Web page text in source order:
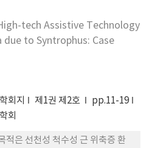
실시하여 결과를 분석하였다. 결
후 작업 수행 능력, 삶의 질 모두 증
타났으며 자아인식과 자아수용검사
적인 변화가 나타났다. 결론 :
공학 적용은 시각장애 근로자의 작
질, 자아 개념 증진에 긍정적인 영
타났다. 향후 시각 장애인의 취업
을 위한 다양한 보조공학 적용 연구
각된다.
tech Assistive Technology
to Syntrophus: Case
회지 제1권 제2호
pp.11-19
회
적은 선천성 척수성 근 위축증 환